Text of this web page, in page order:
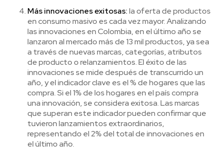
Más innovaciones exitosas:la oferta de productos
en consumo masivo es cada vez mayor. Analizando
las innovaciones en Colombia, en el último año se
lanzaron al mercado más de 13 mil productos, ya sea
a través de nuevas marcas, categorías, atributos
de producto o relanzamientos. El éxito de las
innovaciones se mide después de transcurrido un
año, y el indicador clave es el % de hogares que las
compra. Si el 1% de los hogares en el país compra
una innovación, se considera exitosa. Las marcas
que superan este indicador pueden confirmar que
tuvieron lanzamientos extraordinarios,
representando el 2% del total de innovaciones en
el último año.